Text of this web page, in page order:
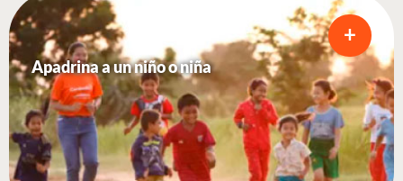
+
Apadrina a un niño o niña